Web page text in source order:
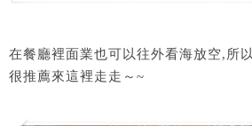
在餐廳裡面業也可以往外看海放空,所
很推薦來這裡走走～~